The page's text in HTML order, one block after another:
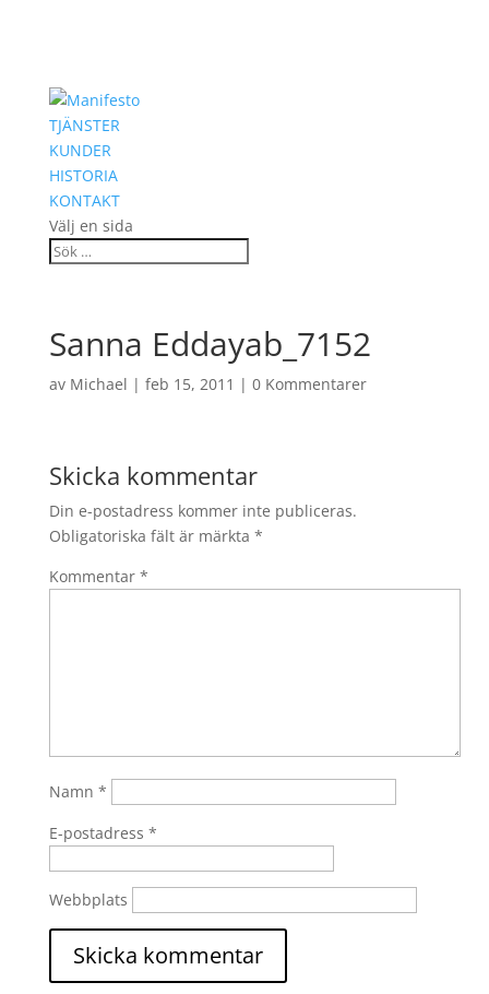
TJÄNSTER
KUNDER
HISTORIA
KONTAKT
Välj en sida
Sanna Eddayab_7152
av Michael | feb 15, 2011 | 0 Kommentarer
Skicka kommentar
Din e-postadress kommer inte publiceras.
Obligatoriska fält är märkta *
Kommentar *
Namn *
E-postadress *
Webbplats